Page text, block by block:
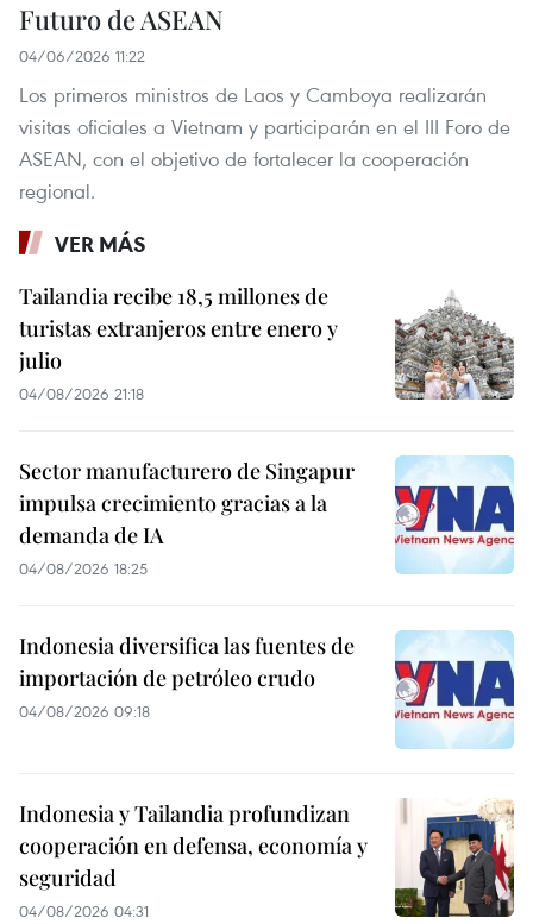
Futuro de ASEAN
04/06/2026 11:22
Los primeros ministros de Laos y Camboya realizarán
visitas oficiales a Vietnam y participarán en el III Foro de
ASEAN, con el objetivo de fortalecer la cooperación
regional.
VER MÁS
Tailandia recibe 18,5 millones de
turistas extranjeros entre enero y
julio
04/08/2026 21:18
Sector manufacturero de Singapur
impulsa crecimiento gracias a la
demanda de IA
04/08/2026 18:25
Indonesia diversifica las fuentes de
importación de petróleo crudo
04/08/2026 09:18
Indonesia y Tailandia profundizan
cooperación en defensa, economía y
seguridad
04/08/2026 04:31